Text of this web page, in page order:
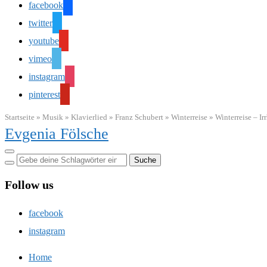
facebook
twitter
youtube
vimeo
instagram
pinterest
Startseite » Musik » Klavierlied » Franz Schubert » Winterreise » Winterreise –
Evgenia Fölsche
Seitenleiste
&
umschalten
Follow us
facebook
instagram
Home